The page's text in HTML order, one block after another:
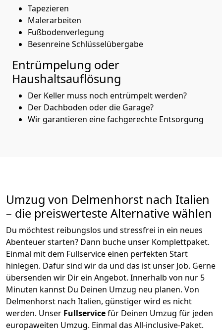
Tapezieren
Malerarbeiten
Fußbodenverlegung
Besenreine Schlüsselübergabe
Entrümpelung oder
Haushaltsauflösung
Der Keller muss noch entrümpelt werden?
Der Dachboden oder die Garage?
Wir garantieren eine fachgerechte Entsorgung
Umzug von Delmenhorst nach Italien
– die preiswerteste Alternative wählen
Du möchtest reibungslos und stressfrei in ein neues
Abenteuer starten? Dann buche unser Komplettpaket.
Einmal mit dem Fullservice einen perfekten Start
hinlegen. Dafür sind wir da und das ist unser Job. Gerne
übersenden wir Dir ein Angebot. Innerhalb von nur 5
Minuten kannst Du Deinen Umzug neu planen. Von
Delmenhorst nach Italien, günstiger wird es nicht
werden. Unser Fullservicefür Deinen Umzug für jeden
europaweiten Umzug. Einmal das All-inclusive-Paket.